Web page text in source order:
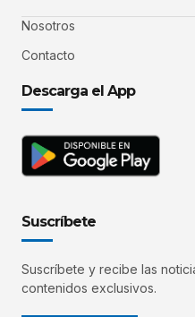
Nosotros
Contacto
Descarga el App
Suscríbete
Suscríbete y recibe las
contenidos exclusivos.